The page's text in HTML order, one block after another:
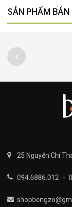
SẢN PHẨM BÁN
25 Nguyễn Chí
094.6886.012 -